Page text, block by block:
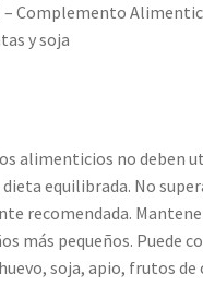
– Complemento
y soja
alimenticios no deben
equilibrada. No
recomendada.
más pequeños. Puede
soja, apio, frutos de